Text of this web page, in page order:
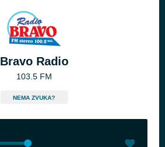
Bravo Radio
103.5 FM
NEMA ZVUKA?